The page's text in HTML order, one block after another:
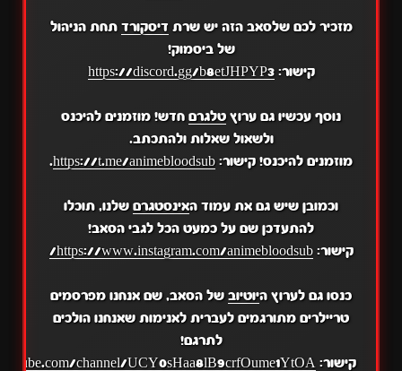
מזכיר לכם שלסאב הזה יש שרת דיסקורד תחת הניהול
של ביסמוק!
קישור:https://discord.gg/b8etJHPYP3
נוסף עכשיו גם ערוץטלגרםחדש! מוזמנים להיכנס
ולשאול שאלות ולהתכתב.
מוזמנים להיכנס! קישור: https://t.me/animebloodsub
.
וכמובן שיש גם את עמוד האינסטגרםשלנו, תוכלו
להתעדכן שם על כמעט הכל לגבי הסאב!
קישור:https://www.instagram.com/animebloodsub/
כנסו גם לערוץ היוטיובשל הסאב, שם אנחנו מפרסמים
טריילרים מתורגמים לעברית לאנימות שאנחנו הולכים
לתרגם!
קישור: channel/UCY0sHaa8lB9crfOume1YtOA